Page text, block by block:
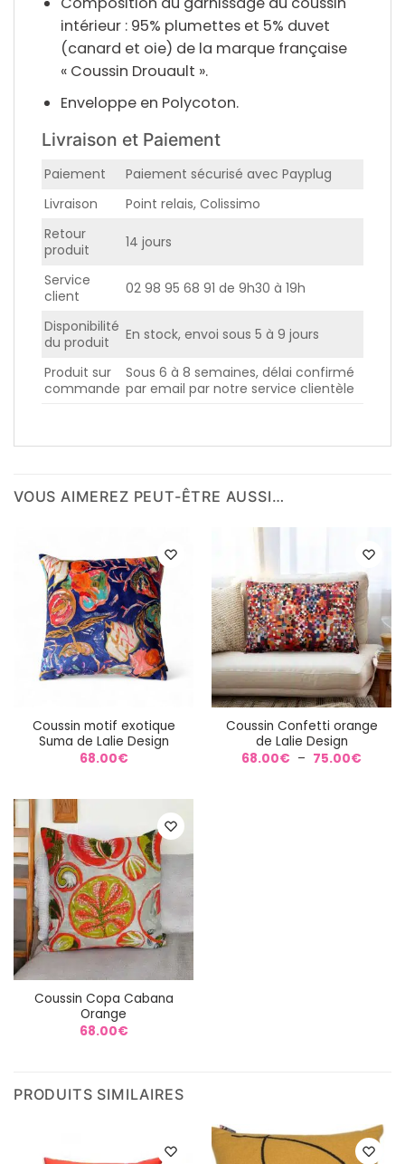
intérieur : 95% plumettes et 5% duvet
(canard et oie) de la marque française
« Coussin Drouault ».
Enveloppe en Polycoton.
Livraison et Paiement
Paiement
Paiement sécurisé avec Payplug
Livraison
Point relais, Colissimo
Retour
produit
14 jours
Service
client
02 98 95 68 91 de 9h30 à 19h
Disponibilité
du produit
En stock, envoi sous 5 à 9 jours
Produit sur
commande
Sous 6 à 8 semaines, délai confirmé
par email par notre service clientèle
VOUS AIMEREZ PEUT-ÊTRE AUSSI…
Coussin motif exotique
Suma de Lalie Design
68.00€
Coussin Confetti orange
de Lalie Design
68.00€ – 75.00€
Coussin Copa Cabana
Orange
68.00€
PRODUITS SIMILAIRES